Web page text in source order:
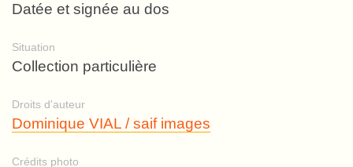
Datée et signée au dos
Situation
Collection particulière
Droits d'auteur
Dominique VIAL / saif images
Crédits photo